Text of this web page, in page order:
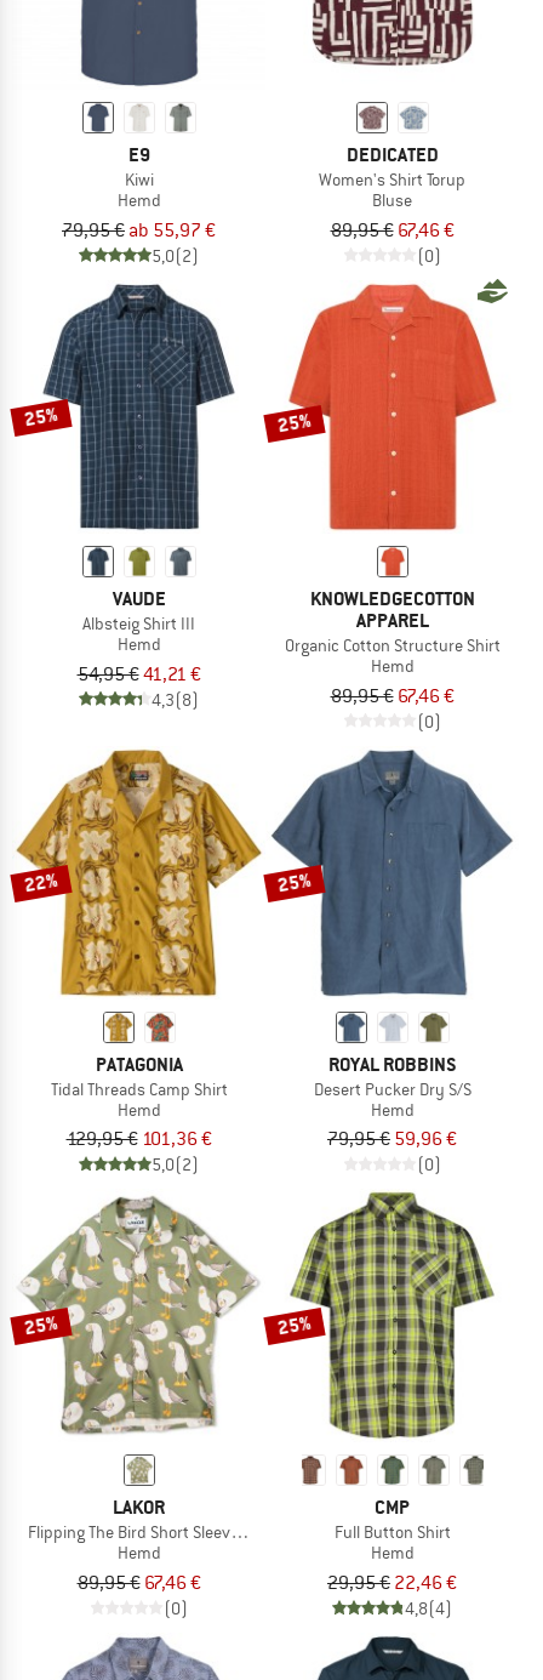
E9
Kiwi
Hemd
79,95 € ab 55,97 €
5,0(2)
DEDICATED
Women's Shirt Torup
Bluse
89,95 € 67,46 €
(0)
25%
VAUDE
Albsteig Shirt III
Hemd
54,95 €41,21 €
4,3(8)
25%
KNOWLEDGECOTTON
APPAREL
Organic Cotton Structure Shirt
Hemd
89,95 € 67,46 €
(0)
22%
PATAGONIA
Tidal Threads Camp Shirt
Hemd
129,95 € 101,36 €
5,0(2)
25%
ROYAL ROBBINS
Desert Pucker Dry S/S
Hemd
79,95 € 59,96 €
(0)
25%
LAKOR
Flipping The Bird Short Sleeve Shirt
Hemd
89,95 € 67,46 €
(0)
25%
CMP
Full Button Shirt
Hemd
29,95 € 22,46 €
4,8(4)